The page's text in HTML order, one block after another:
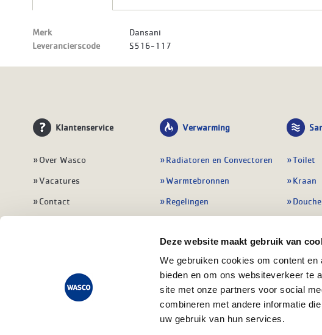
Deze website maakt gebruik van
We gebruiken cookies om content
bieden en om ons websiteverkeer te
site met onze partners voor social
combineren met andere informatie
uw gebruik van hun services.
Merk
Dansani
Leverancierscode
S516-117
Klantenservice
Over Wasco
Vacatures
Contact
Veelgestelde vragen
Verwarming
Radiatoren en Convectoren
Warmtebronnen
Regelingen
Leidingwerk
Warmwatertoestellen
Alle verwarming
Toilet
Kraan
Douche
Alle